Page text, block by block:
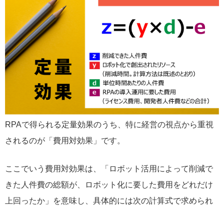
RPAで得られる定量効果のうち、特に経営の視点から重視
されるのが「費用対効果」です。
ここでいう費用対効果は、「ロボット活用によって削減で
きた人件費の総額が、ロボット化に要した費用をどれだけ
上回ったか」を意味し、具体的には次の計算式で求められ